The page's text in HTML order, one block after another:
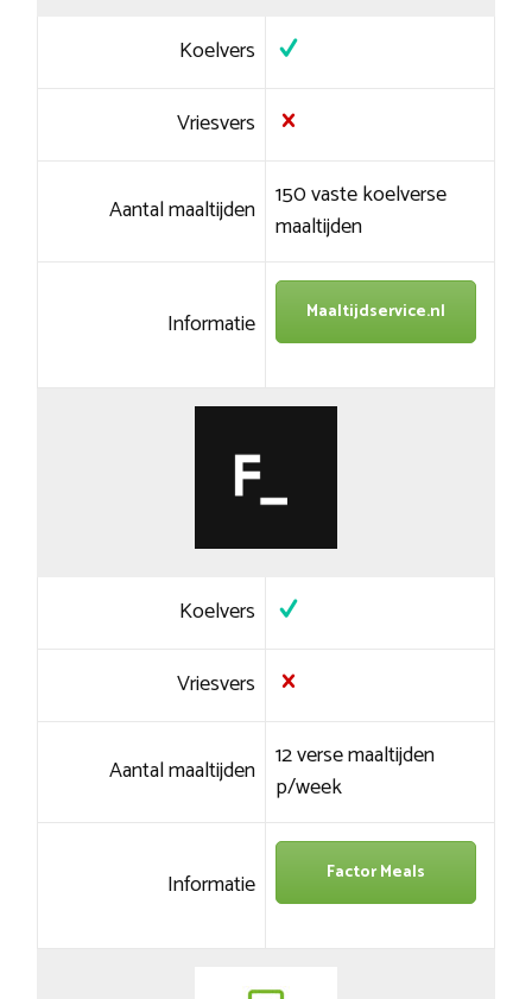
Koelvers
Vriesvers
Aantal maaltijden 150 vaste koelverse
maaltijden
Informatie Maaltijdservice.nl
Koelvers
Vriesvers
Aantal maaltijden 12 verse maaltijden
p/week
Informatie Factor Meals